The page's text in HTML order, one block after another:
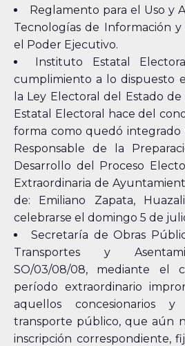
Reglamento para el Uso y
Tecnologías de Información y
el Poder Ejecutivo.
Instituto Estatal
cumplimiento a lo dispuesto
la Ley Electoral del Estado
Estatal Electoral hace del
forma como quedó integrado
Responsable de la
Desarrollo del Proceso
Extraordinaria de
de: Emiliano Zapata,
celebrarse el domingo 5 de
Secretaría de Obras
Transportes y
SO/03/08/08, mediante el
período extraordinario
aquellos concesionarios y
transporte público, que aún
inscripción correspondiente,